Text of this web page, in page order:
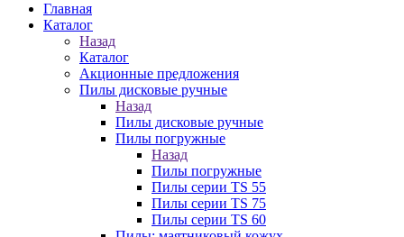
Главная
Каталог
Назад
Каталог
Акционные предложения
Пилы дисковые ручные
Назад
Пилы дисковые ручные
Пилы погружные
Назад
Пилы погружные
Пилы серии TS 55
Пилы серии TS 75
Пилы серии TS 60